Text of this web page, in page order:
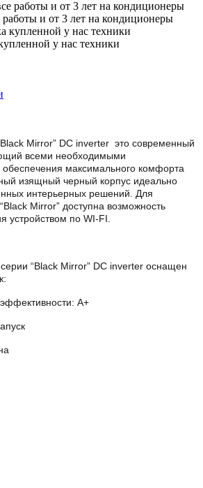
работы и от 3 лет на кондиционеры
у нас техники
Mirror” DC inverter это современный
всеми необходимыми
обеспечения максимального комфорта
изящный черный корпус идеально
интерьерных решений. Для
Mirror” доступна возможность
устройством по WI-FI.
“Black Mirror” DC inverter оснащен
A+